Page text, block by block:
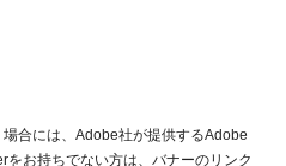
合には、Adobe社が提供するAdobe
をお持ちでない方は、バナーのリンク